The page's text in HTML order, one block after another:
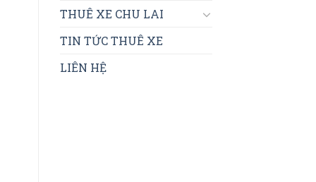
THUÊ XE CHU LAI
TIN TỨC THUÊ XE
LIÊN HỆ